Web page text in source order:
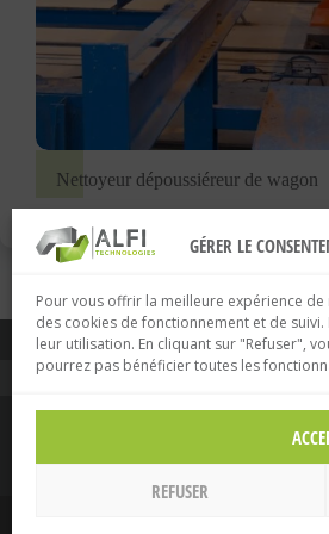
GÉRER LE
Pour vous offrir la meilleure expérience
des cookies de fonctionnement et de
leur utilisation. En cliquant sur "Refuser",
pourrez pas bénéficier toutes les
REFUSER
Nettoyeur dépoussiéreur de wagon
ALFI TECHNOLOGIES
Nos références
Nous contacter